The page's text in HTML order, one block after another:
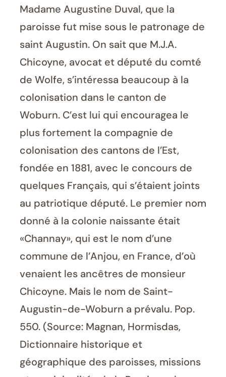
Madame Augustine Duval, que la
paroisse fut mise sous le patronage de
saint Augustin. On sait que M.J.A.
Chicoyne, avocat et député du comté
de Wolfe, s’intéressa beaucoup à la
colonisation dans le canton de
Woburn. C’est lui qui encouragea le
plus fortement la compagnie de
colonisation des cantons de l’Est,
fondée en 1881, avec le concours de
quelques Français, qui s’étaient joints
au patriotique député. Le premier nom
donné à la colonie naissante était
«Channay», qui est le nom d’une
commune de l’Anjou, en France, d’où
venaient les ancêtres de monsieur
Chicoyne. Mais le nom de Saint-
Augustin-de-Woburn a prévalu. Pop.
550. (Source: Magnan, Hormisdas,
Dictionnaire historique et
géographique des paroisses, missions